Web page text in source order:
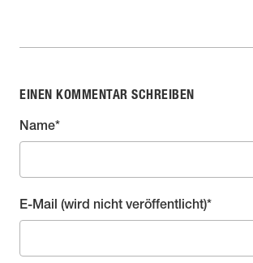
EINEN KOMMENTAR SCHREIBEN
Pflichtfeld
Name*
Pflichtfeld
E-Mail (wird nicht veröffentlicht)*